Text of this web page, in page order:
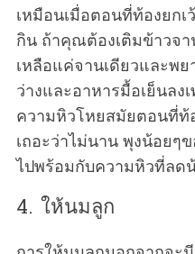
เหมือนเมื่อตอนที่ท้องยก
กิน ถ้าคุณต้องเติมข้าวจ
เหลือแค่จานเดียวและพ
ว่างและอาหารมื้อเย็นลง
ความหิวโหยสมัยตอนที่ท้
เถอะว่าไม่นาน พุงน้อย
ไปพร้อมกับความหิวที่ลด
4. ให้นมลูก
e